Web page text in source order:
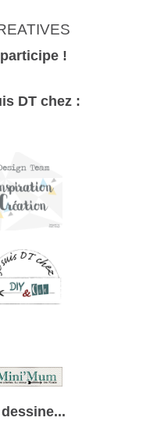
!
DT chez :